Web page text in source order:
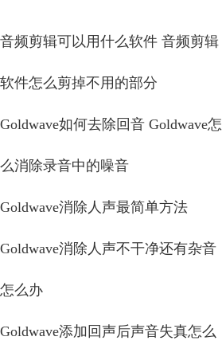
音频剪辑可以用什么软件 音频剪辑
软件怎么剪掉不用的部分
Goldwave如何去除回音 Goldwave怎
么消除录音中的噪音
Goldwave消除人声最简单方法
Goldwave消除人声不干净还有杂音
怎么办
Goldwave添加回声后声音失真怎么